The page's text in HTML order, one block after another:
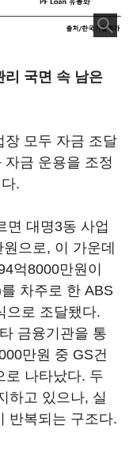
국면 속 남은
장 모두 자금 조달
금 운용을 조정
.
면 대명3동 사업
으로, 이 가운데
억8000만원이
차주로 한 ABS
으로 조달됐다.
금융기관을 통
만원 중 GS건
로 나타났다. 두
하고 있으나, 실
반복되는 구조다.